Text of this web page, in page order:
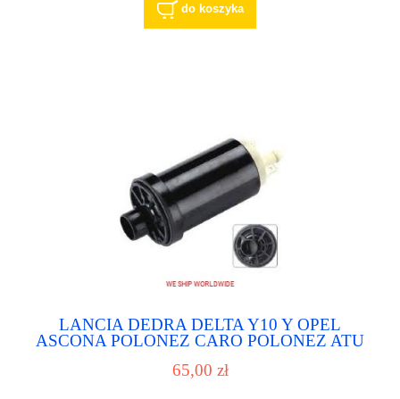
do koszyka
LANCIA DEDRA DELTA Y10 Y OPEL
ASCONA POLONEZ CARO POLONEZ ATU
paliwowa
65,00 zł